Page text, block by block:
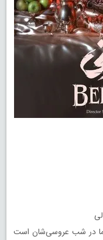
در شب عروسی‌شان است